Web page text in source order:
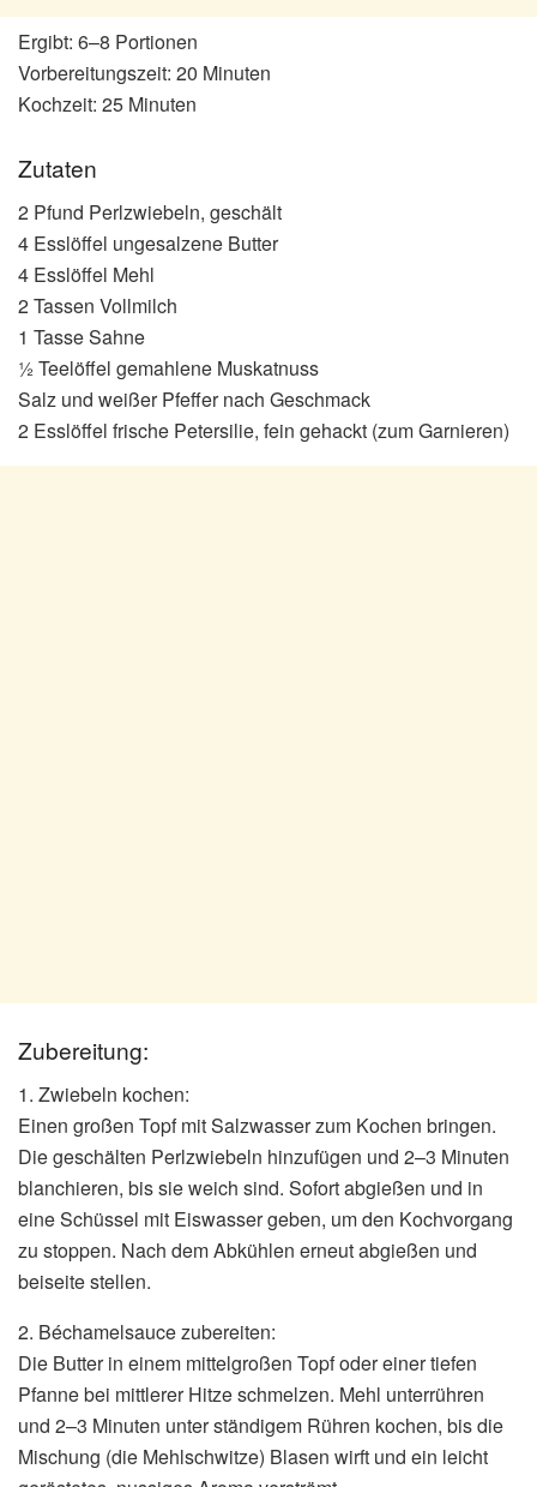
Ergibt: 6–8 Portionen
Vorbereitungszeit: 20 Minuten
Kochzeit: 25 Minuten
Zutaten
2 Pfund Perlzwiebeln, geschält
4 Esslöffel ungesalzene Butter
4 Esslöffel Mehl
2 Tassen Vollmilch
1 Tasse Sahne
½ Teelöffel gemahlene Muskatnuss
Salz und weißer Pfeffer nach Geschmack
2 Esslöffel frische Petersilie, fein gehackt (zum Garnieren)
Zubereitung:
1. Zwiebeln kochen:
Einen großen Topf mit Salzwasser zum Kochen bringen.
Die geschälten Perlzwiebeln hinzufügen und 2–3 Minuten
blanchieren, bis sie weich sind. Sofort abgießen und in
eine Schüssel mit Eiswasser geben, um den Kochvorgang
zu stoppen. Nach dem Abkühlen erneut abgießen und
beiseite stellen.
2. Béchamelsauce zubereiten:
Die Butter in einem mittelgroßen Topf oder einer tiefen
Pfanne bei mittlerer Hitze schmelzen. Mehl unterrühren
und 2–3 Minuten unter ständigem Rühren kochen, bis die
Mischung (die Mehlschwitze) Blasen wirft und ein leicht